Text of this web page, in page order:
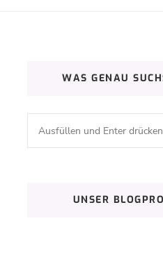
WAS GENAU
Suchst
du
UNSER